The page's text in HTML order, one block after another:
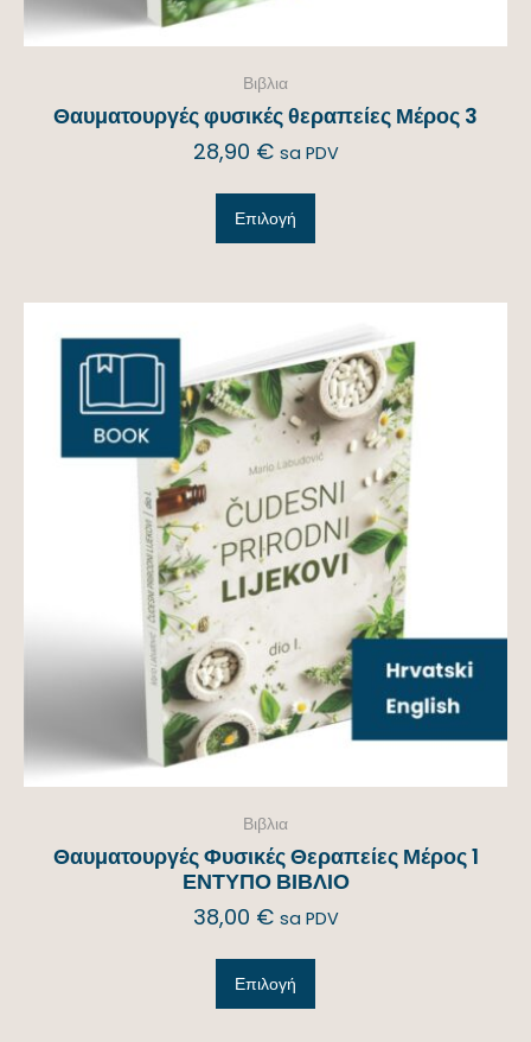
Βιβλια
Θαυματουργές φυσικές θεραπείες Μέρος 3
28,90 € sa PDV
Επιλογή
Βιβλια
Θαυματουργές Φυσικές Θεραπείες Μέρος 1
ΕΝΤΥΠΟ ΒΙΒΛΙΟ
38,00 € sa PDV
Επιλογή